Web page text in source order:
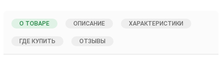
О ТОВАРЕ ОПИСАНИЕ ХАРАКТЕРИСТИКИ
ГДЕ КУПИТЬ ОТЗЫВЫ